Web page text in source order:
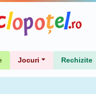
Jocuri Rechizite